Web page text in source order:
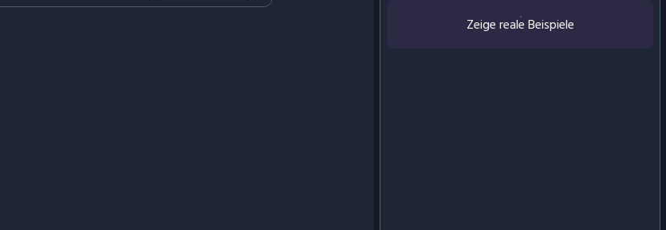
Zeige reale Beispiele